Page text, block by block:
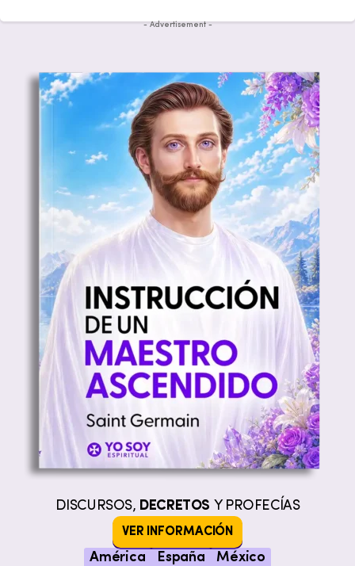
- Advertisement -
DISCURSOS, DECRETOS Y PROFECÍAS
VER INFORMACIÓN
América España México